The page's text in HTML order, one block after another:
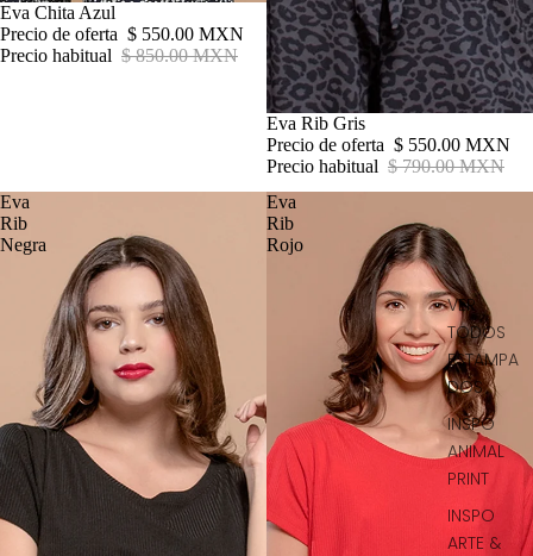
VER
TODOS
ESTAMPA
DOS
INSPO
ANIMAL
PRINT
INSPO
ARTE &
Oferta
Eva Chita Azul
Precio de oferta $ 550.00 MXN
Precio habitual $ 850.00 MXN
Oferta
Eva Rib Gris
Precio de oferta $ 550.00 MXN
Precio habitual $ 790.00 MXN
Eva
Rib
Negra
Eva
Rib
Rojo